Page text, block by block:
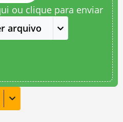
ou clique para enviar
arquivo